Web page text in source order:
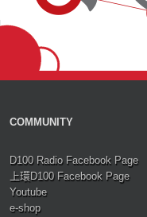
COMMUNITY
D100 Radio Facebook Page
上環D100 Facebook Page
Youtube
e-shop